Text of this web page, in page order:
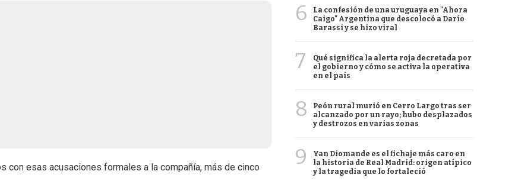
con esas acusaciones formales a la compañía, más de cinco
6
La confesión de una uruguaya en "Ahora
Caigo" Argentina que descolocó a Darío
Barassi y se hizo viral
7
Qué significa la alerta roja decretada por
el gobierno y cómo se activa la operativa
en el país
8
Peón rural murió en Cerro Largo tras ser
alcanzado por un rayo; hubo desplazados
y destrozos en varias zonas
9
Yan Diomande es el fichaje más caro en
la historia de Real Madrid: origen atípico
y la tragedia que lo fortaleció